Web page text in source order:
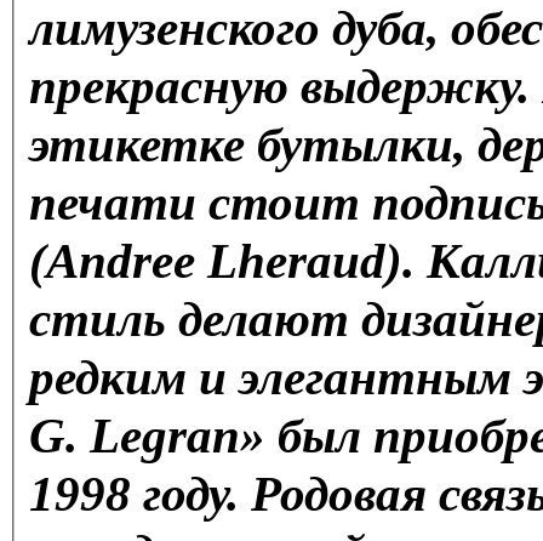
лимузенского дуба,
прекрасную
этикетке бутылки,
печати стоит
(Andree Lheraud).
стиль делают
редким и элегантным
G. Legran» был
1998 году. Родовая